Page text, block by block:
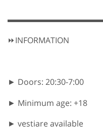
⏩INFORMATION
► Doors: 20:30-7:00
► Minimum age: +18
► vestiare available